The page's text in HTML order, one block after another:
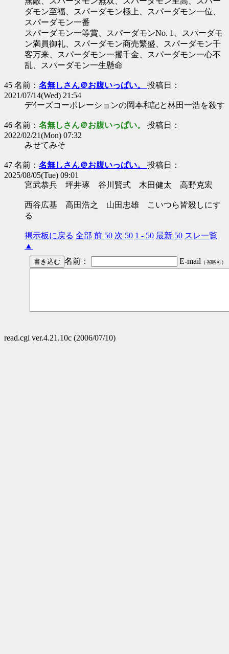
ダモン至福、スパーダモン極上、スパーダモン一位、
スパーダモン一番
スパーダモン一等賞、スパーダモンNo. 1、スパーダモ
ン満員御礼、スパーダモン商売繁盛、スパーダモン千
客万来、スパーダモン一攫千金、スパーダモン一心不
乱、スパーダモン一生懸命
45 名前： 名無しさん＠お腹いっぱい。 投稿日：
2021/07/14(Wed) 21:54
デｲーズコーポレーションの岡本和記と林田一浩を殺す
46 名前： 名無しさん＠お腹いっぱい。 投稿日：
2022/02/21(Mon) 07:32
みせてみそ
47 名前： 名無しさん＠お腹いっぱい。 投稿日：
2025/08/05(Tue) 09:01
宮武恭兵 坪井琢 谷川賢式 木田健太 高野克宏
西谷広基 高田浩之 山田忠雄 こいつら皆殺しにす
る
掲示板に戻る 全部 前 50 次 50 1 - 50 最新 50 スレ一覧
▲
名前：
E-mail （省略可）
read.cgi ver.4.21.10c (2006/07/10)